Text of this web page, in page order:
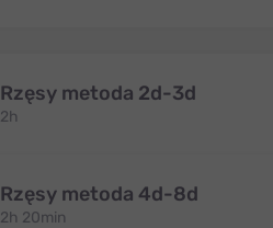
Rzęsy metoda 2d-3d
2h
Rzęsy metoda 4d-8d
2h 20min